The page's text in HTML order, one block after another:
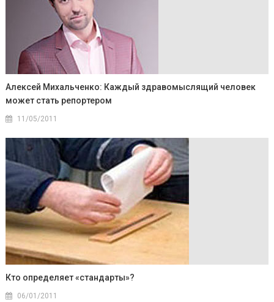
Алексей Михальченко: Каждый здравомыслящий человек
может стать репортером
11/05/2011
Кто определяет «стандарты»?
06/01/2011